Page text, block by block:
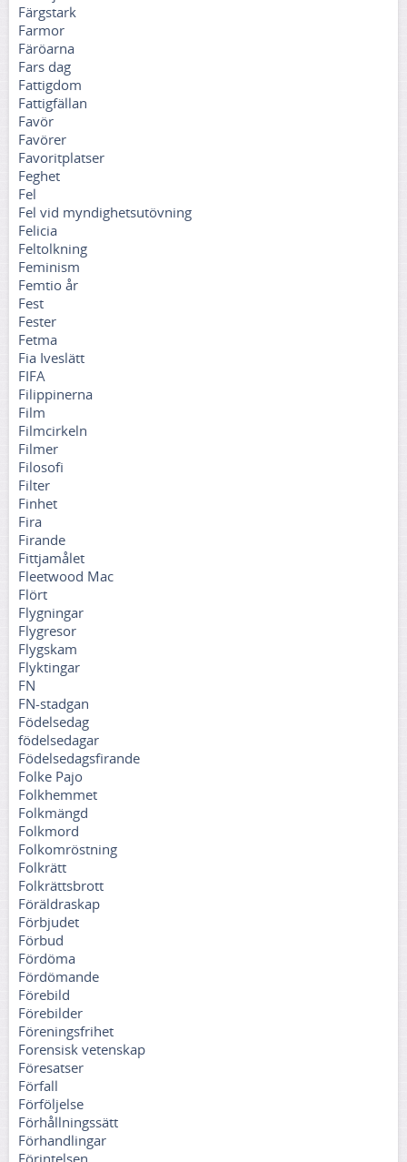
Färgstark
Farmor
Färöarna
Fars dag
Fattigdom
Fattigfällan
Favör
Favörer
Favoritplatser
Feghet
Fel
Fel vid myndighetsutövning
Felicia
Feltolkning
Feminism
Femtio år
Fest
Fester
Fetma
Fia Iveslätt
FIFA
Filippinerna
Film
Filmcirkeln
Filmer
Filosofi
Filter
Finhet
Fira
Firande
Fittjamålet
Fleetwood Mac
Flört
Flygningar
Flygresor
Flygskam
Flyktingar
FN
FN-stadgan
Födelsedag
födelsedagar
Födelsedagsfirande
Folke Pajo
Folkhemmet
Folkmängd
Folkmord
Folkomröstning
Folkrätt
Folkrättsbrott
Föräldraskap
Förbjudet
Förbud
Fördöma
Fördömande
Förebild
Förebilder
Föreningsfrihet
Forensisk vetenskap
Föresatser
Förfall
Förföljelse
Förhållningssätt
Förhandlingar
Förintelsen